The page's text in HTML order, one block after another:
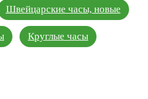
Швейцарские часы, новые
Круглые часы